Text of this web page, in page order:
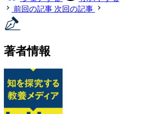
前回の記事 次回の記事
著者情報